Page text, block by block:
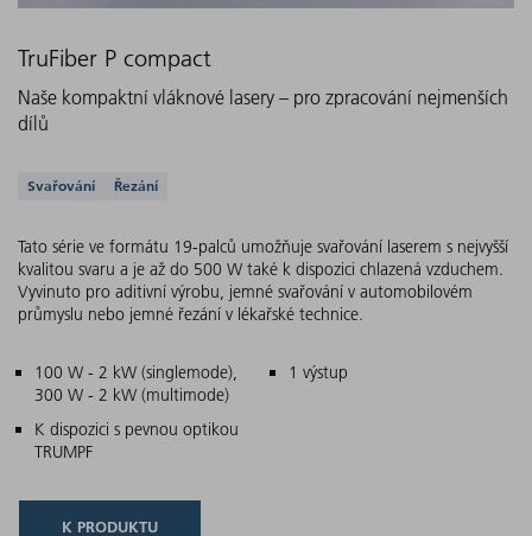
TruFiber P compact
Naše kompaktní vláknové lasery – pro zpracování nejmenších
dílů
Podporovaná řešení
Svařování Řezání
Tato série ve formátu 19-palců umožňuje svařování laserem s nejvyšší
kvalitou svaru a je až do 500 W také k dispozici chlazená vzduchem.
Vyvinuto pro aditivní výrobu, jemné svařování v automobilovém
průmyslu nebo jemné řezání v lékařské technice.
Hlavní charakteristiky
100 W - 2 kW (singlemode),
300 W - 2 kW (multimode)
1 výstup
K dispozici s pevnou optikou
TRUMPF
K PRODUKTU